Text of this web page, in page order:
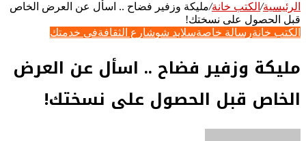
الرئيسية/ الكتب خانة/مليكة وزفير فضاح .. اسأل عن العرض الخاص
قبل الحصول على نسختك!
الكتب خانةرسالة خاصةسلايد شوشارع الثقافةفي خدمتك
مليكة وزفير فضاح .. اسأل عن العرض
الخاص قبل الحصول على نسختك!